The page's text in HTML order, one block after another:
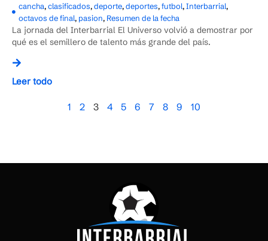
cancha,clasificados,deporte,deportes,futbol,Interbarrial,
octavos de final, pasion, Resumen de la fecha
La jornada del Interbarrial El Universo volvió a demostrar por
qué es el semillero de talento más grande del país.
Leer todo
1 2 3 4 5 6 7 8 9 10